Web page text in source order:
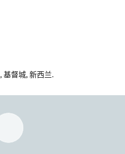
, 基督城, 新西兰.